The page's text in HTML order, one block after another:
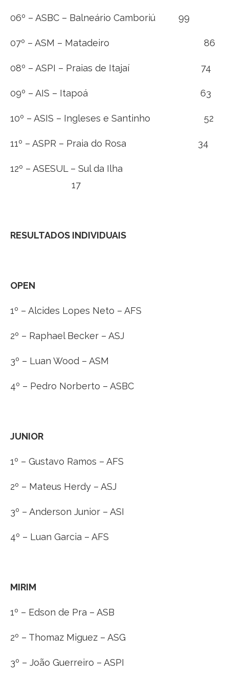
06º – ASBC – Balneário Camboriú 99
07º – ASM – Matadeiro 86
08º – ASPI – Praias de Itajaí 74
09º – AIS – Itapoá 63
10º – ASIS – Ingleses e Santinho 52
11º – ASPR – Praia do Rosa 34
12º – ASESUL – Sul da Ilha
17
RESULTADOS INDIVIDUAIS
OPEN
1º – Alcides Lopes Neto – AFS
2º – Raphael Becker – ASJ
3º – Luan Wood – ASM
4º – Pedro Norberto – ASBC
JUNIOR
1º – Gustavo Ramos – AFS
2º – Mateus Herdy – ASJ
3º – Anderson Junior – ASI
4º – Luan Garcia – AFS
MIRIM
1º – Edson de Pra – ASB
2º – Thomaz Miguez – ASG
3º – João Guerreiro – ASPI